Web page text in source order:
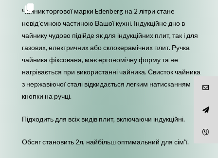
Чайник торгової марки Edenberg на 2 літри стане
невід’ємною частиною Вашої кухні. Індукційне дно в
чайнику чудово підійде як для індукційних плит, так і для
газових, електричних або склокерамічних плит. Ручка
чайника фіксована, має ергономічну форму та не
нагрівається при використанні чайника. Свисток чайника
з нержавіючої сталі відкидається легким натисканням
кнопки на ручці.
Підходить для всіх видів плит, включаючи індукційні.
Обсяг становить 2л, найбільш оптимальний для сім’ї.